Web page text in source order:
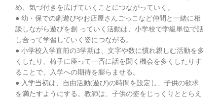
め、気づ付きを広げていくことにつながっていく。
● 幼・保での劇遊びやお店屋さんごっこなど仲間と一緒に相
談しながら遊びを創 っていく活動は、小学校で学級単位で話
し合って学習していく姿につながる。
● 小学校入学直前の3学期は、文字や数に慣れ親しむ活動を多
くしたり、椅子に座って一斉に話を聞く機会を多くしたりす
ることで、入学への期待を膨らませる。
● 入学当初は、自由活動(遊び)の時間を設定し、子供の欲求
を満たすようにする。教師は、子供の姿をじっくりととらえ